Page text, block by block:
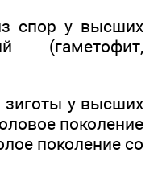
спор у высших
(гаметофит,
зиготы у высших
поколение
поколение со